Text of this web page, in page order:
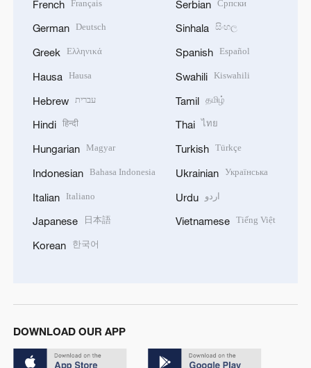
French Français
German Deutsch
Greek Ελληνικά
Hausa Hausa
Hebrew עברית
Hindi हिन्दी
Hungarian Magyar
Indonesian Bahasa Indonesia
Italian Italiano
Japanese 日本語
Korean 한국어
Serbian Српски
Sinhala සිංහල
Spanish Español
Swahili Kiswahili
Tamil தமிழ்
Thai ไทย
Turkish Türkçe
Ukrainian Українська
Urdu اردو
Vietnamese Tiếng Việt
DOWNLOAD OUR APP